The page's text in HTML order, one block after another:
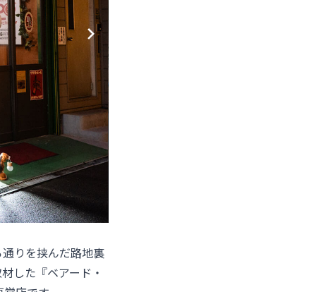
りを挟んだ路地裏
した『ベアード・